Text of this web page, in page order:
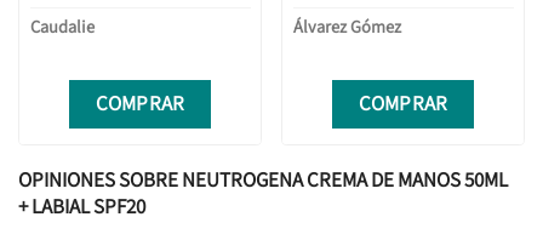
Caudalie
COMPRAR
Álvarez Gómez
COMPRAR
OPINIONES SOBRE NEUTROGENA CREMA DE MANOS 50ML
+ LABIAL SPF20